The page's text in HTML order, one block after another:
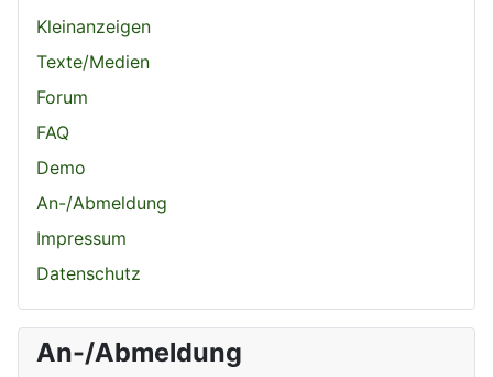
Kleinanzeigen
Texte/Medien
Forum
FAQ
Demo
An-/Abmeldung
Impressum
Datenschutz
An-/Abmeldung